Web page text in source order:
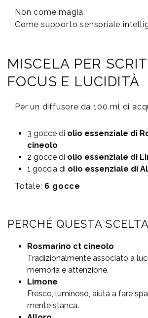
Non come magia.
Come supporto sensoriale
MISCELA PER
FOCUS E LUCIDITÀ
Per un diffusore da 100 ml di
3 gocce di olio essenziale di
cineolo
2 gocce di olio essenziale di
1 goccia di olio essenziale di
Totale: 6 gocce
PERCHÉ QUESTA SCELTA
Rosmarino ct cineolo
Tradizionalmente associato a
memoria e attenzione.
Limone
Fresco, luminoso, aiuta a fare
mente stanca.